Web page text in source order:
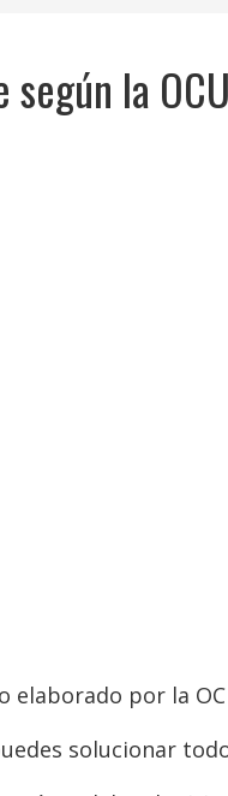
la
elaborado por la
solucionar